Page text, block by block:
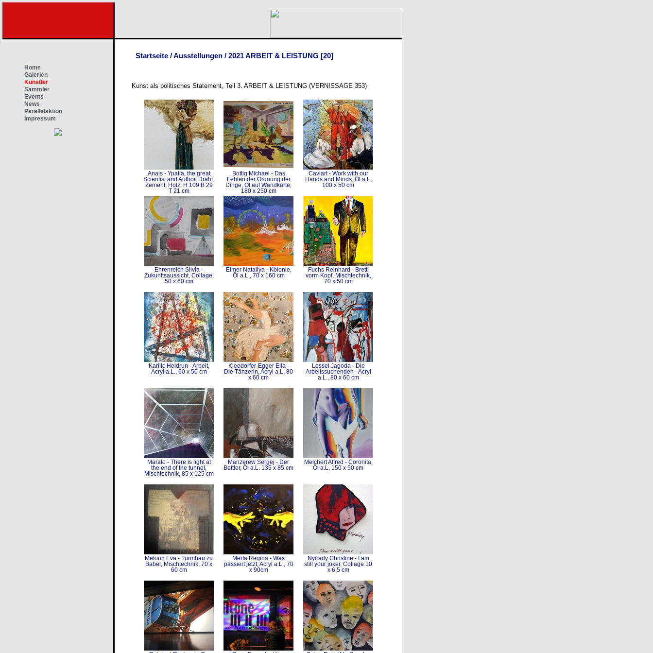
Home
Galerien
Künstler
Sammler
Events
News
Parallelaktion
Impressum
Startseite/Ausstellungen/ 2021 ARBEIT & LEISTUNG [20]
Kunst als politisches Statement, Teil 3. ARBEIT & LEISTUNG (VERNISSAGE 353)
Anais - Ypatia, the great
Scientist and Author, Draht,
Zement, Holz, H 109 B 29
T 21 cm
Bottig Michael - Das
Fehlen der Ordnung der
Dinge, Öl auf Wandkarte,
180 x 250 cm
Caviart - Work with our
Hands and Minds, Öl a.L,
100 x 50 cm
Ehrenreich Silvia -
Zukunftsaussicht, Collage,
50 x 60 cm
Elmer Nataliya - Kolonie,
Öl a.L., 70 x 160 cm
Fuchs Reinhard - Brettl
vorm Kopf, Mischtechnik,
70 x 50 cm
Karlilc Heidrun - Arbeit,
Acryl a.L., 60 x 50 cm
Kleedorfer-Egger Ella -
Die Tänzerin, Acryl a.L, 80
x 60 cm
Lessel Jagoda - Die
Arbeitssuchenden - Acryl
a.L., 80 x 60 cm
Maralo - There is light at
the end of the tunnel,
Mischtechnik, 85 x 125 cm
Manzerew Sergej - Der
Bettler, Öl a.L. 135 x 85 cm
Melchert Alfred - Coronita,
Öl a.L, 150 x 50 cm
Meloun Eva - Turmbau zu
Babel, Mischtechnik, 70 x
60 cm
Merta Regina - Was
passiert jetzt, Acryl a.L., 70
x 90cm
Nyirady Christine - I am
still your joker, Collage 10
x 6,5 cm